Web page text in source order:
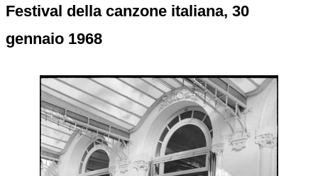
Festival della canzone italiana, 30
gennaio 1968